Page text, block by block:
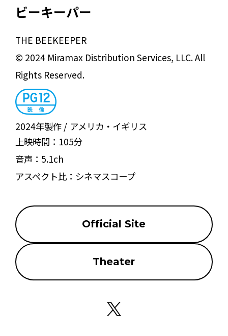
ビーキーパー
THE BEEKEEPER
© 2024 Miramax Distribution Services, LLC. All
Rights Reserved.
2024年製作
アメリカ・イギリス
上映時間： 105分
音声： 5.1ch
アスペクト比： シネマスコープ
Official Site
Theater